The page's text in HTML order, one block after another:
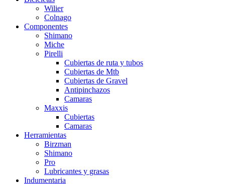
Wilier
Colnago
Componentes
Shimano
Miche
Pirelli
Cubiertas de ruta y tubos
Cubiertas de Mtb
Cubiertas de Gravel
Antipinchazos
Camaras
Maxxis
Cubiertas
Camaras
Herramientas
Birzman
Shimano
Pro
Lubricantes y grasas
Indumentaria